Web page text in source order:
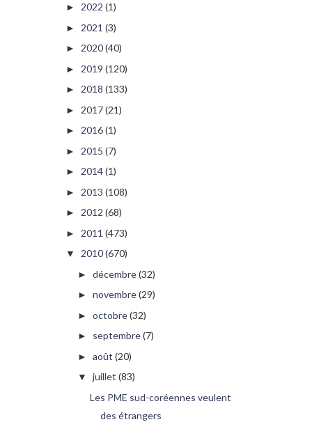
► 2022 (1)
► 2021 (3)
► 2020(40)
► 2019 (120)
► 2018 (133)
► 2017(21)
► 2016(1)
► 2015 (7)
► 2014(1)
► 2013 (108)
► 2012 (68)
► 2011 (473)
▼ 2010(670)
► décembre(32)
► novembre(29)
► octobre(32)
► septembre(7)
► août (20)
▼ juillet (83)
Les PME sud-coréennes veulent
des étrangers